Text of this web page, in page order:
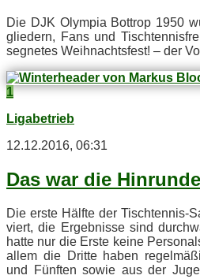
Die DJK Olym­pia Bot­trop 1950
glie­dern, Fans und
seg­ne­tes Weih­nachts­fest! – der
1
Ligabetrieb
12.12.2016, 06:31
Das war die
Die ers­te Hälf­te der Tisch­ten­nis-
viert, die Er­geb­nis­se sind
hat­te nur die Ers­te kei­ne
al­lem die Drit­te ha­ben
und Fünf­ten so­wie aus der